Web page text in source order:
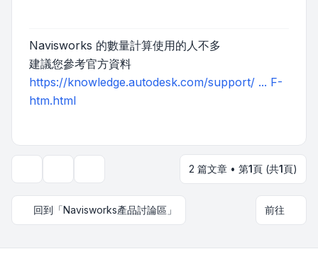
Navisworks 的數量計算使用的人不多
建議您參考官方資料
https://knowledge.autodesk.com/support/ ... F-
htm.html
2 篇文章 • 第1頁 (共1頁)
回到「Navisworks產品討論區」 前往